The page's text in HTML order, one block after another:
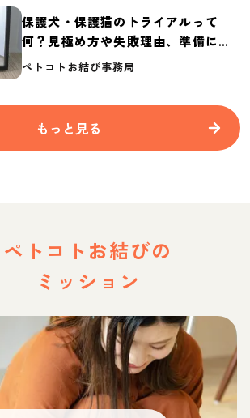
保護犬・保護猫のトライアルって
何？見極め方や失敗理由、準備に必
要なものを紹介
ペトコトお結び事務局
もっと見る
ペトコトお結びの
ミッション